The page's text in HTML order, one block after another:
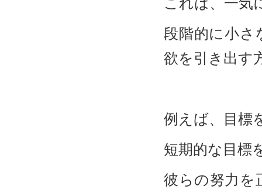
段階的に小さ
欲を引き出す
例えば、目標
短期的な目標
彼らの努力を